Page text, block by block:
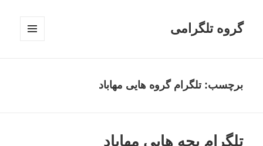
گروه تلگرامی
برچسب: تلگرام گروه هایی مهاباد
تلگرام بچه هایی مهاباد